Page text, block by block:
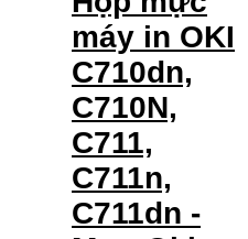
máy in OKI
C710dn,
C710N,
C711,
C711n,
C711dn -